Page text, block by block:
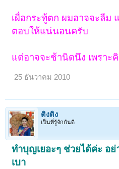
เผื่อกระทู้ตก ผมอาจจะลืม
ตอบให้แน่นอนครับ
แต่อาจจะช้านิดนึง เพราะ
25 ธันวาคม 2010
ติงติง
เป็นที่รู้จักกันดี
ทำบุญเยอะๆ ช่วยได้ค่ะ อ
เบา